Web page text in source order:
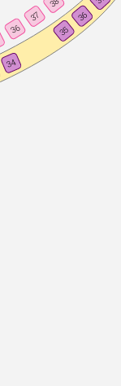
34
36
37
38
35
36